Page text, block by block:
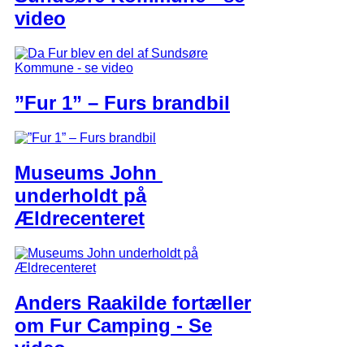
video
”Fur 1” – Furs brandbil
Museums John ​
underholdt på
Ældrecenteret
Anders Raakilde fortæller
om Fur Camping - Se